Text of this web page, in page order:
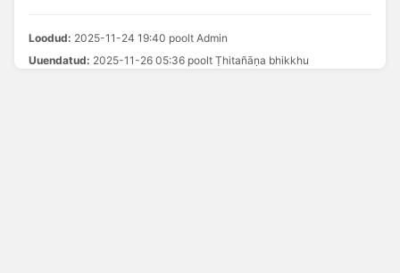
Loodud: 2025-11-24 19:40 poolt Admin
Uuendatud: 2025-11-26 05:36 poolt Ṭhitañāṇa bhikkhu